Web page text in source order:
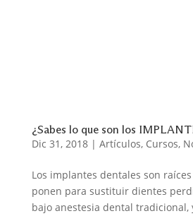
¿Sabes lo que son los
Dic 31, 2018| Artículos, Cursos,
Los implantes dentales son
ponen para sustituir dientes
bajo anestesia dental tradicional,